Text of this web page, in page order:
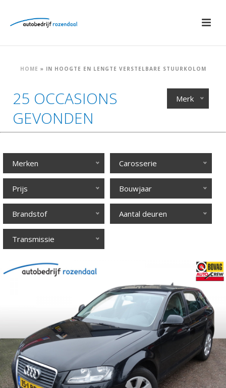
HOME » IN HOOGTE EN LENGTE VERSTELBARE STUURKOLOM
25 OCCASIONS
GEVONDEN
Merk
Merken Carosserie
Prijs Bouwjaar
Brandstof Aantal deuren
Transmissie